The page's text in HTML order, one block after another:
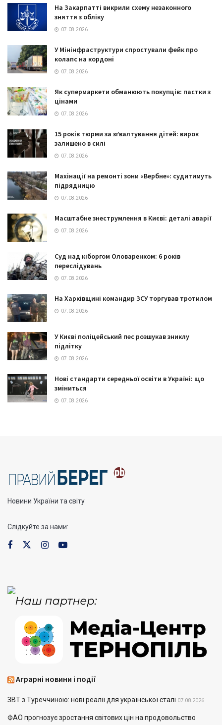
На Закарпатті викрили схему незаконного
зняття з обліку
07.08.2026
У Мінінфраструктури спростували фейк про
колапс на кордоні
07.08.2026
Як супермаркети обманюють покупців: пастки з
цінами
07.08.2026
15 років тюрми за зґвалтування дітей: вирок
залишено в силі
07.08.2026
Махінації на ремонті зони «Вербне»: судитимуть
підрядницю
07.08.2026
Масштабне знеструмлення в Києві: деталі аварії
07.08.2026
Суд над кіборгом Оловаренком: 6 років
переслідувань
07.08.2026
На Харківщині командир ЗСУ торгував тротилом
07.08.2026
У Києві поліцейський пес розшукав зниклу
підлітку
07.08.2026
Нові стандарти середньої освіти в Україні: що
зміниться
07.08.2026
Новини України та світу
Слідкуйте за нами:
Аграрні новини і події
ЗВТ з Туреччиною: нові реалії для української сталі 07.08.2026
ФАО прогнозує зростання світових цін на продовольство